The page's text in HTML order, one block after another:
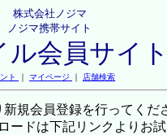
株式会社ノジマ
ノジマ携帯サイト
ル会員サイト
ト ｜ マイページ ｜ 店舗検索
規会員登録を行ってくだ
ードは下記リンクよりお